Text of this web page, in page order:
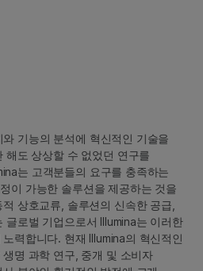
기능의 분석에 혁신적인 기술을
해도 상상할 수 없었던 연구를
는 고객분들의 요구를 충족하는
이 가능한 솔루션을 제공하는 것을
상호교류, 솔루션의 신속한 공급,
글로벌 기업으로서 Illumina는 이러한
력합니다. 현재 Illumina의 혁신적인
명 과학 연구, 중개 및 소비자